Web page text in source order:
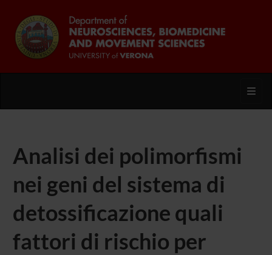
Analisi dei polimorfismi
nei geni del sistema di
detossificazione quali
fattori di rischio per